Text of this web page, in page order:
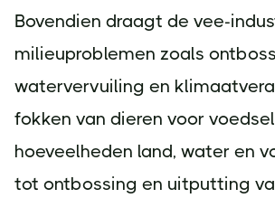
Bovendien draagt de vee-
milieuproblemen zoals
watervervuiling en
fokken van dieren voor
hoeveelheden land, water en
tot ontbossing en uitputting